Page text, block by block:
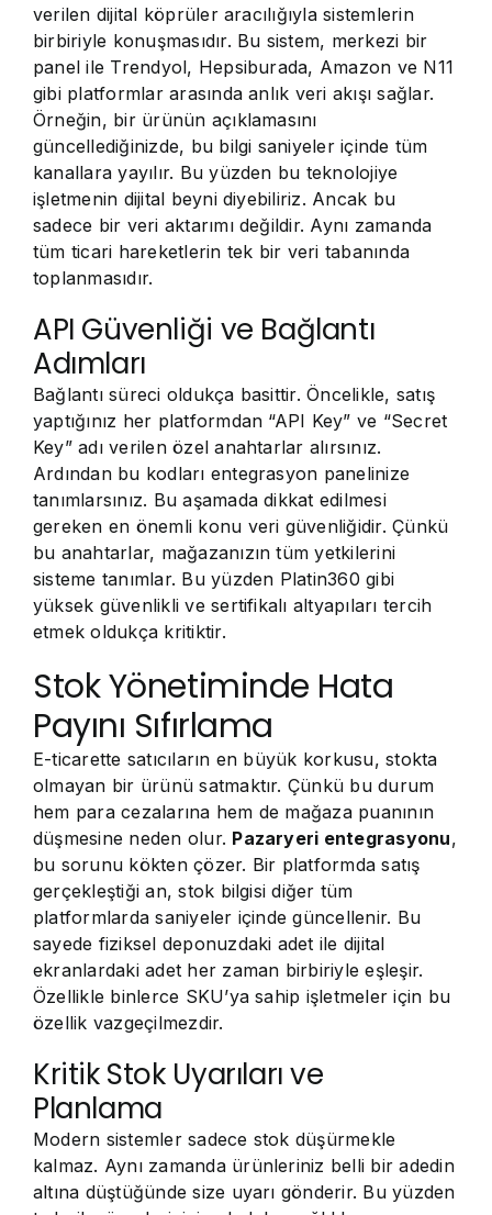
verilen dijital köprüler aracılığıyla sistemlerin
birbiriyle konuşmasıdır. Bu sistem, merkezi bir
panel ile Trendyol, Hepsiburada, Amazon ve N11
gibi platformlar arasında anlık veri akışı sağlar.
Örneğin, bir ürünün açıklamasını
güncellediğinizde, bu bilgi saniyeler içinde tüm
kanallara yayılır. Bu yüzden bu teknolojiye
işletmenin dijital beyni diyebiliriz. Ancak bu
sadece bir veri aktarımı değildir. Aynı zamanda
tüm ticari hareketlerin tek bir veri tabanında
toplanmasıdır.
API Güvenliği ve Bağlantı
Adımları
Bağlantı süreci oldukça basittir. Öncelikle, satış
yaptığınız her platformdan “API Key” ve “Secret
Key” adı verilen özel anahtarlar alırsınız.
Ardından bu kodları entegrasyon panelinize
tanımlarsınız. Bu aşamada dikkat edilmesi
gereken en önemli konu veri güvenliğidir. Çünkü
bu anahtarlar, mağazanızın tüm yetkilerini
sisteme tanımlar. Bu yüzden Platin360 gibi
yüksek güvenlikli ve sertifikalı altyapıları tercih
etmek oldukça kritiktir.
Stok Yönetiminde Hata
Payını Sıfırlama
E-ticarette satıcıların en büyük korkusu, stokta
olmayan bir ürünü satmaktır. Çünkü bu durum
hem para cezalarına hem de mağaza puanının
düşmesine neden olur. Pazaryeri entegrasyonu,
bu sorunu kökten çözer. Bir platformda satış
gerçekleştiği an, stok bilgisi diğer tüm
platformlarda saniyeler içinde güncellenir. Bu
sayede fiziksel deponuzdaki adet ile dijital
ekranlardaki adet her zaman birbiriyle eşleşir.
Özellikle binlerce SKU’ya sahip işletmeler için bu
özellik vazgeçilmezdir.
Kritik Stok Uyarıları ve
Planlama
Modern sistemler sadece stok düşürmekle
kalmaz. Aynı zamanda ürünleriniz belli bir adedin
altına düştüğünde size uyarı gönderir. Bu yüzden